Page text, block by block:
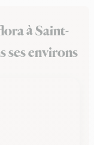
à Saint-
ses environs